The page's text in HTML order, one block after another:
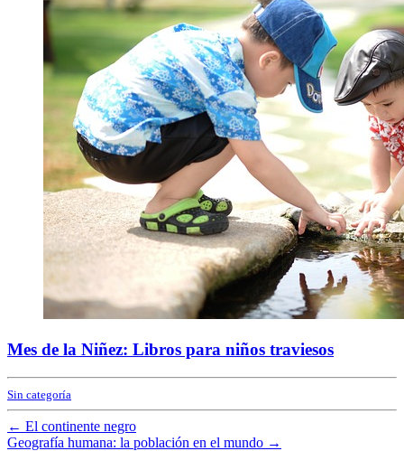
Mes de la Niñez: Libros para niños traviesos
Sin categoría
← El continente negro
Geografía humana: la población en el mundo →